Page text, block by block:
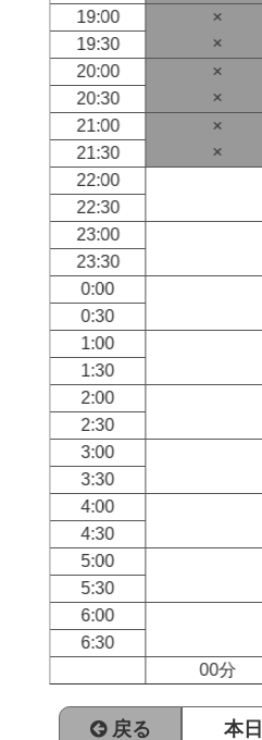
19:00
×
19:30
×
20:00
×
20:30
×
21:00
×
21:30
×
22:00
22:30
23:00
23:30
0:00
0:30
1:00
1:30
2:00
2:30
3:00
3:30
4:00
4:30
5:00
5:30
6:00
6:30
00分
戻る 本日